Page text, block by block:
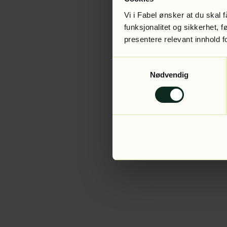
Vi i Fabel ønsker at du skal
funksjonalitet og sikkerhet,
presentere relevant innhold
Nødvendig
Application